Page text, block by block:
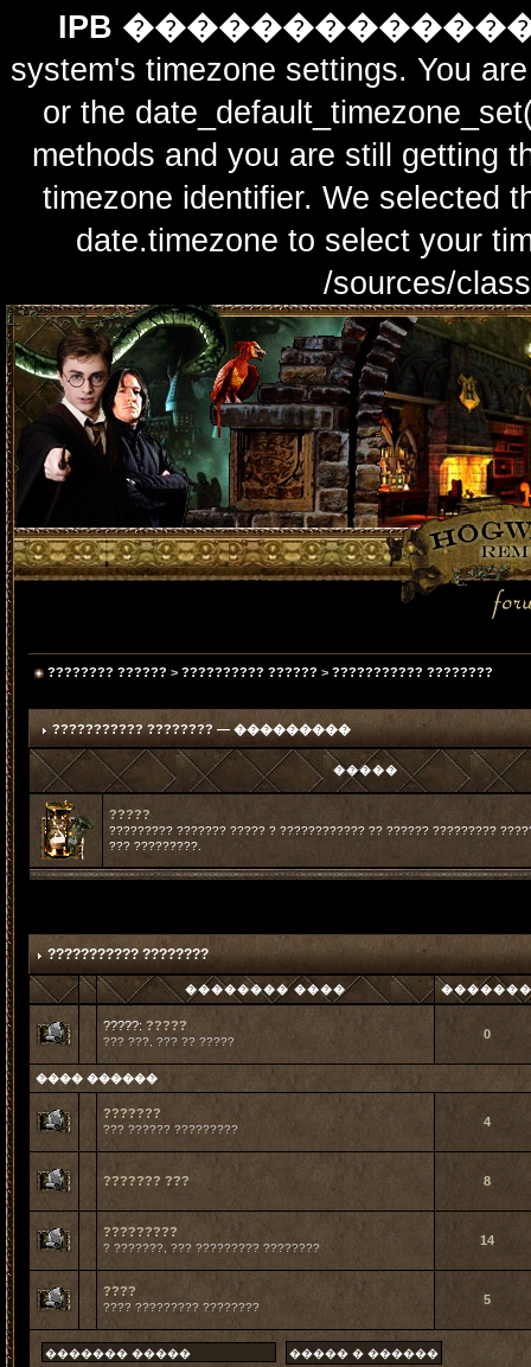
IPB
system's timezone settings. You
or the
methods and you are still getting
timezone identifier. We selected
date.timezone to select
/sources/
???????? ?????? > ?????????? ?????? > ??????????? ????????
??????????? ???????? — ���������
�����
?????
????????? ??????? ????? ? ???????????? ?? ?????? ?????????
??? ?????????.
??????????? ????????
�������� ���� �������
?????: ?????
??? ???, ??? ?? ?????
0
���� ������
???????
??? ?????? ?????????
4
??????? ??? 8
?????????
? ???????, ??? ????????? ????????
14
????
???? ????????? ????????
5